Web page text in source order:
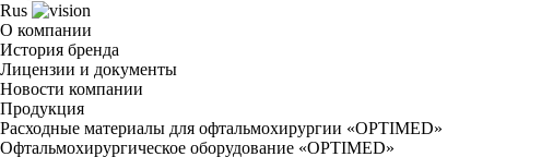
Rus
О компании
История бренда
Лицензии и документы
Новости компании
Продукция
Расходные материалы для офтальмохирургии «OPTIMED»
Офтальмохирургическое оборудование «OPTIMED»